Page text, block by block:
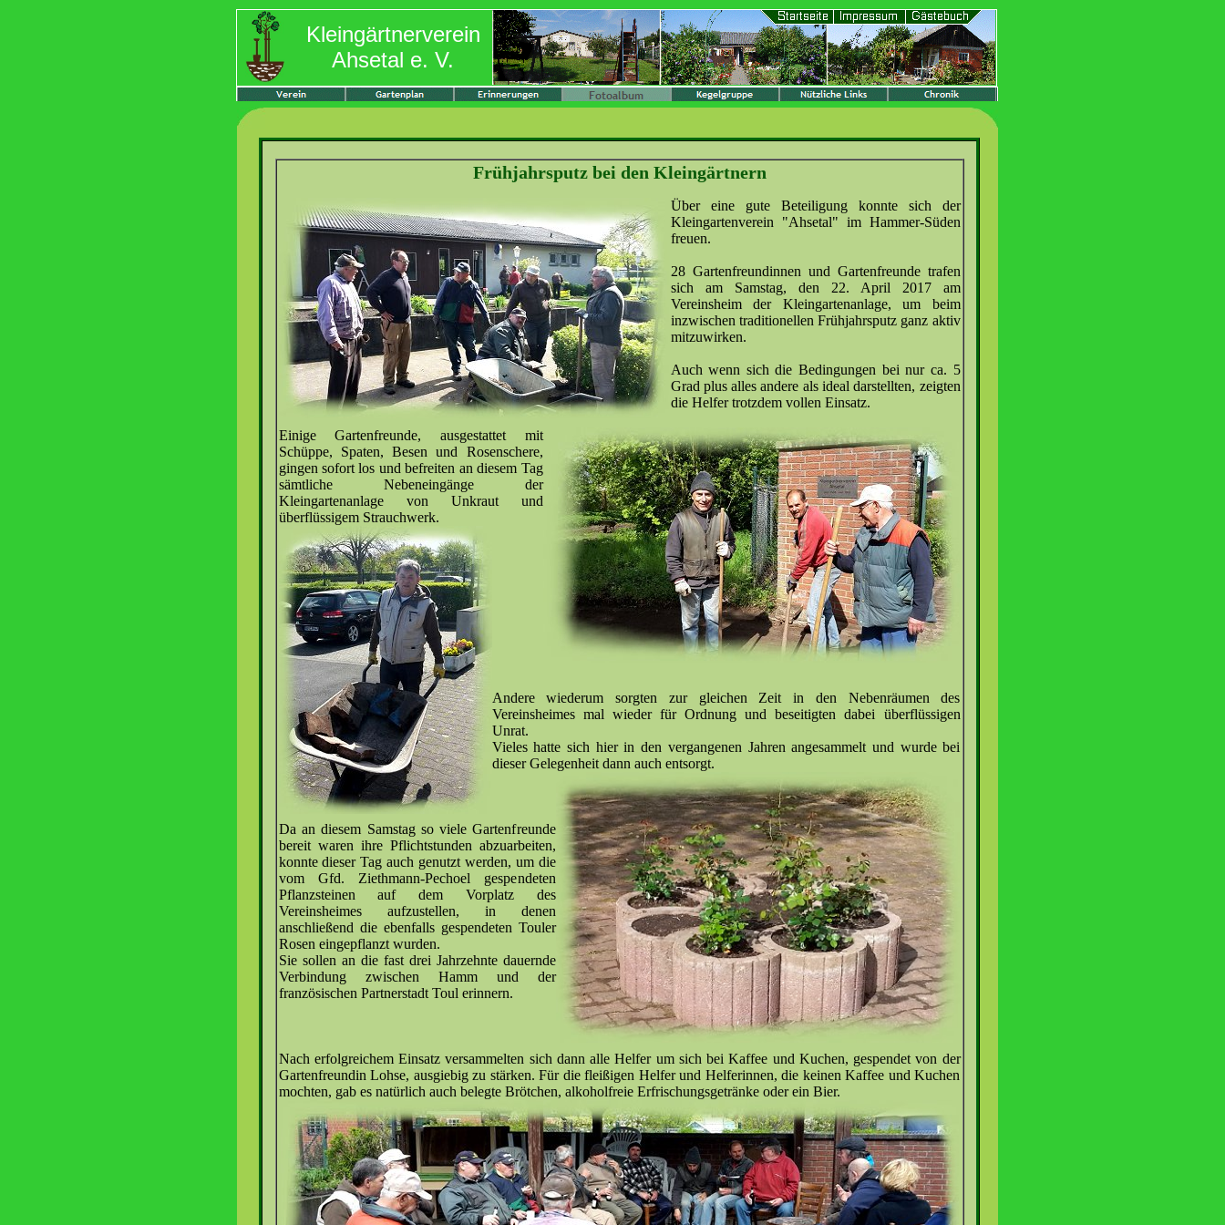
Kleingärtnerverein
Ahsetal e. V.
Frühjahrsputz bei den Kleingärtnern
Über eine gute Beteiligung konnte sich der
Kleingartenverein "Ahsetal" im Hammer-Süden
freuen.
28 Gartenfreundinnen und Gartenfreunde trafen
sich am Samstag, den 22. April 2017 am
Vereinsheim der Kleingartenanlage, um beim
inzwischen traditionellen Frühjahrsputz ganz aktiv
mitzuwirken.
Auch wenn sich die Bedingungen bei nur ca. 5
Grad plus alles andere als ideal darstellten, zeigten
die Helfer trotzdem vollen Einsatz.
Einige Gartenfreunde, ausgestattet mit
Schüppe, Spaten, Besen und Rosenschere,
gingen sofort los und befreiten an diesem Tag
sämtliche Nebeneingänge der
Kleingartenanlage von Unkraut und
überflüssigem Strauchwerk.
Andere wiederum sorgten zur gleichen Zeit in den Nebenräumen des
Vereinsheimes mal wieder für Ordnung und beseitigten dabei überflüssigen
Unrat.
Vieles hatte sich hier in den vergangenen Jahren angesammelt und wurde bei
dieser Gelegenheit dann auch entsorgt.
Da an diesem Samstag so viele Gartenfreunde
bereit waren ihre Pflichtstunden abzuarbeiten,
konnte dieser Tag auch genutzt werden, um die
vom Gfd. Ziethmann-Pechoel gespendeten
Pflanzsteinen auf dem Vorplatz des
Vereinsheimes aufzustellen, in denen
anschließend die ebenfalls gespendeten Touler
Rosen eingepflanzt wurden.
Sie sollen an die fast drei Jahrzehnte dauernde
Verbindung zwischen Hamm und der
französischen Partnerstadt Toul erinnern.
Nach erfolgreichem Einsatz versammelten sich dann alle Helfer um sich bei Kaffee und Kuchen, gespendet von der
Gartenfreundin Lohse, ausgiebig zu stärken. Für die fleißigen Helfer und Helferinnen, die keinen Kaffee und Kuchen
mochten, gab es natürlich auch belegte Brötchen, alkoholfreie Erfrischungsgetränke oder ein Bier.